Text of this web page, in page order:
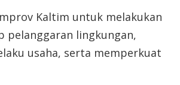
Kaltim untuk melakukan
pelanggaran lingkungan,
usaha, serta memperkuat